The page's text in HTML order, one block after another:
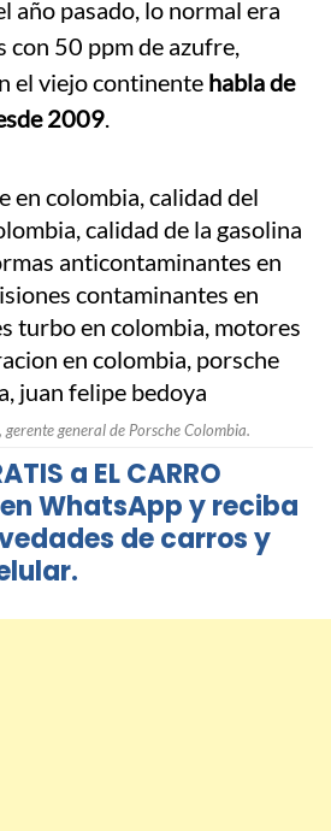
año pasado, lo normal era
con 50 ppm de azufre,
el viejo continente habla de
2009.
general de Porsche Colombia.
a EL CARRO
en WhatsApp y reciba
de carros y